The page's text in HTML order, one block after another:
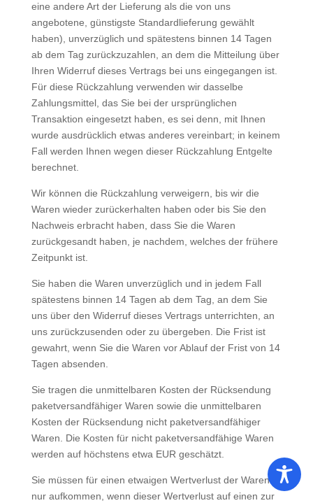
eine andere Art der Lieferung als die von uns
angebotene, günstigste Standardlieferung gewählt
haben), unverzüglich und spätestens binnen 14 Tagen
ab dem Tag zurückzuzahlen, an dem die Mitteilung über
Ihren Widerruf dieses Vertrags bei uns eingegangen ist.
Für diese Rückzahlung verwenden wir dasselbe
Zahlungsmittel, das Sie bei der ursprünglichen
Transaktion eingesetzt haben, es sei denn, mit Ihnen
wurde ausdrücklich etwas anderes vereinbart; in keinem
Fall werden Ihnen wegen dieser Rückzahlung Entgelte
berechnet.
Wir können die Rückzahlung verweigern, bis wir die
Waren wieder zurückerhalten haben oder bis Sie den
Nachweis erbracht haben, dass Sie die Waren
zurückgesandt haben, je nachdem, welches der frühere
Zeitpunkt ist.
Sie haben die Waren unverzüglich und in jedem Fall
spätestens binnen 14 Tagen ab dem Tag, an dem Sie
uns über den Widerruf dieses Vertrags unterrichten, an
uns zurückzusenden oder zu übergeben. Die Frist ist
gewahrt, wenn Sie die Waren vor Ablauf der Frist von 14
Tagen absenden.
Sie tragen die unmittelbaren Kosten der Rücksendung
paketversandfähiger Waren sowie die unmittelbaren
Kosten der Rücksendung nicht paketversandfähiger
Waren. Die Kosten für nicht paketversandfähige Waren
werden auf höchstens etwa EUR geschätzt.
Sie müssen für einen etwaigen Wertverlust der Waren
nur aufkommen, wenn dieser Wertverlust auf einen zur